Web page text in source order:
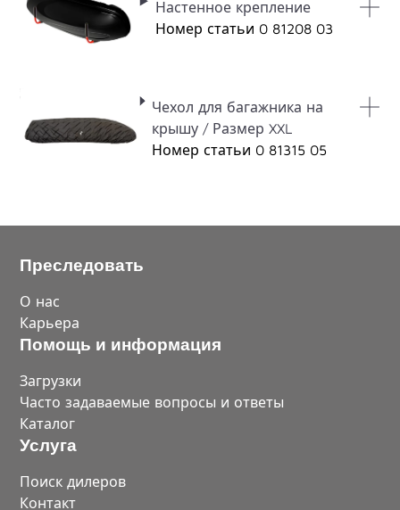
Настенное крепление
Номер статьи 0 81208 03
Чехол для багажника на
крышу / Размер XXL
Номер статьи 0 81315 05
Преследовать
О нас
Карьера
Помощь и информация
Загрузки
Часто задаваемые вопросы и ответы
Каталог
Услуга
Поиск дилеров
Контакт